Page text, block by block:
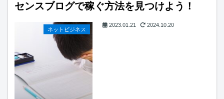
センスブログで稼ぐ方法を見つけよう！
ネットビジネス
2023.01.21 2024.10.20